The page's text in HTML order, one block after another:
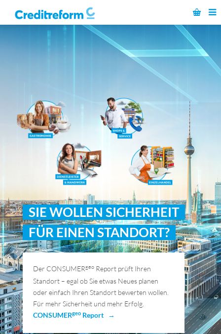
Der CONSUMERgeo Report prüft Ihren
Standort – egal ob Sie etwas Neues planen
oder einfach Ihren Standort bewerten wollen.
Für mehr Sicherheit und mehr Erfolg.
CONSUMERgeo Report →
FÜR EINEN STANDORT?
SIE WOLLEN SICHERHEIT